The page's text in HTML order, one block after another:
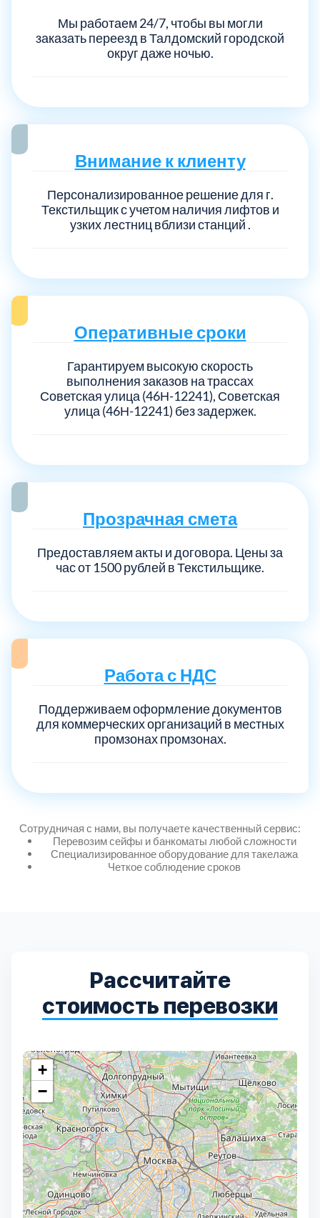
Мы работаем 24/7, чтобы вы могли
заказать переезд в Талдомский городской
округ даже ночью.
Внимание к клиенту
Персонализированное решение для г.
Текстильщик с учетом наличия лифтов и
узких лестниц вблизи станций .
Оперативные сроки
Гарантируем высокую скорость
выполнения заказов на трассах
Советская улица (46Н-12241), Советская
улица (46Н-12241) без задержек.
Прозрачная смета
Предоставляем акты и договора. Цены за
час от 1500 рублей в Текстильщике.
Работа с НДС
Поддерживаем оформление документов
для коммерческих организаций в местных
промзонах промзонах.
Сотрудничая с нами, вы получаете качественный сервис:
Перевозим сейфы и банкоматы любой сложности
Специализированное оборудование для такелажа
Четкое соблюдение сроков
Рассчитайте
стоимость перевозки
+
−
Выберите город:
Воскресенский 7
Домодедовский
Дубна
Егорьевский 3
Зеленоградский 1
Истринский 11
Каширский 2